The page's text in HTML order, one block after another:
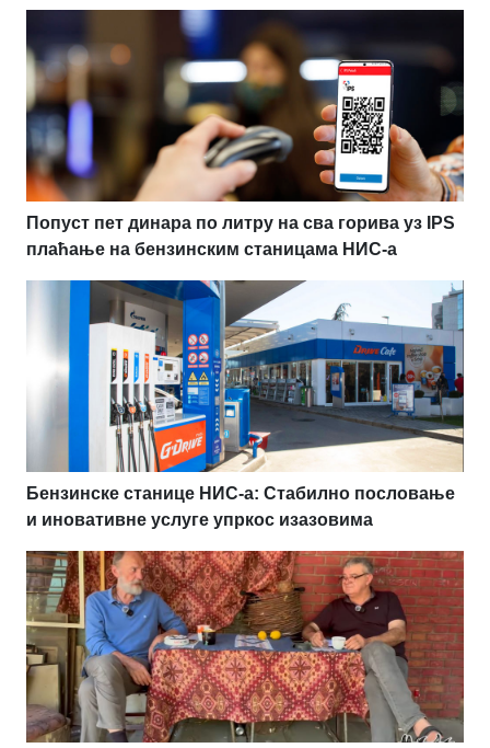
Попуст пет динара по литру на сва горива уз IPS
плаћање на бензинским станицама НИС-а
Бензинске станице НИС-а: Стабилно пословање
и иновативне услуге упркос изазовима